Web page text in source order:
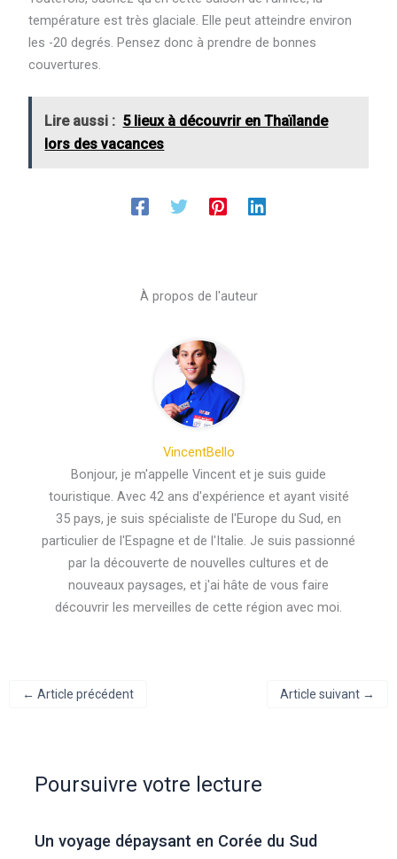
température est très glaciale. Elle peut atteindre environ
les -20 degrés. Pensez donc à prendre de bonnes
couvertures.
Lire aussi : 5 lieux à découvrir en Thaïlande
lors des vacances
À propos de l'auteur
VincentBello
Bonjour, je m'appelle Vincent et je suis guide
touristique. Avec 42 ans d'expérience et ayant visité
35 pays, je suis spécialiste de l'Europe du Sud, en
particulier de l'Espagne et de l'Italie. Je suis passionné
par la découverte de nouvelles cultures et de
nouveaux paysages, et j'ai hâte de vous faire
découvrir les merveilles de cette région avec moi.
← Article précédent Article suivant →
Poursuivre votre lecture
Un voyage dépaysant en Corée du Sud